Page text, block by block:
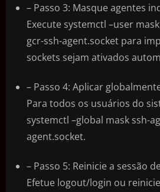
– Passo 3: Masque agentes
Execute systemctl –user
gcr-ssh-agent.socket para
sockets sejam ativados
– Passo 4: Aplicar
Para todos os usuários do
systemctl –global mask ssh-
agent.socket.
– Passo 5: Reinicie a sessão
Efetue logout/login ou